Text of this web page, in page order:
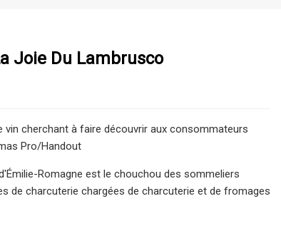
Joie Du Lambrusco
vin cherchant à faire découvrir aux consommateurs
Pro/Handout
Romagne est le chouchou des sommeliers
de charcuterie chargées de charcuterie et de fromages